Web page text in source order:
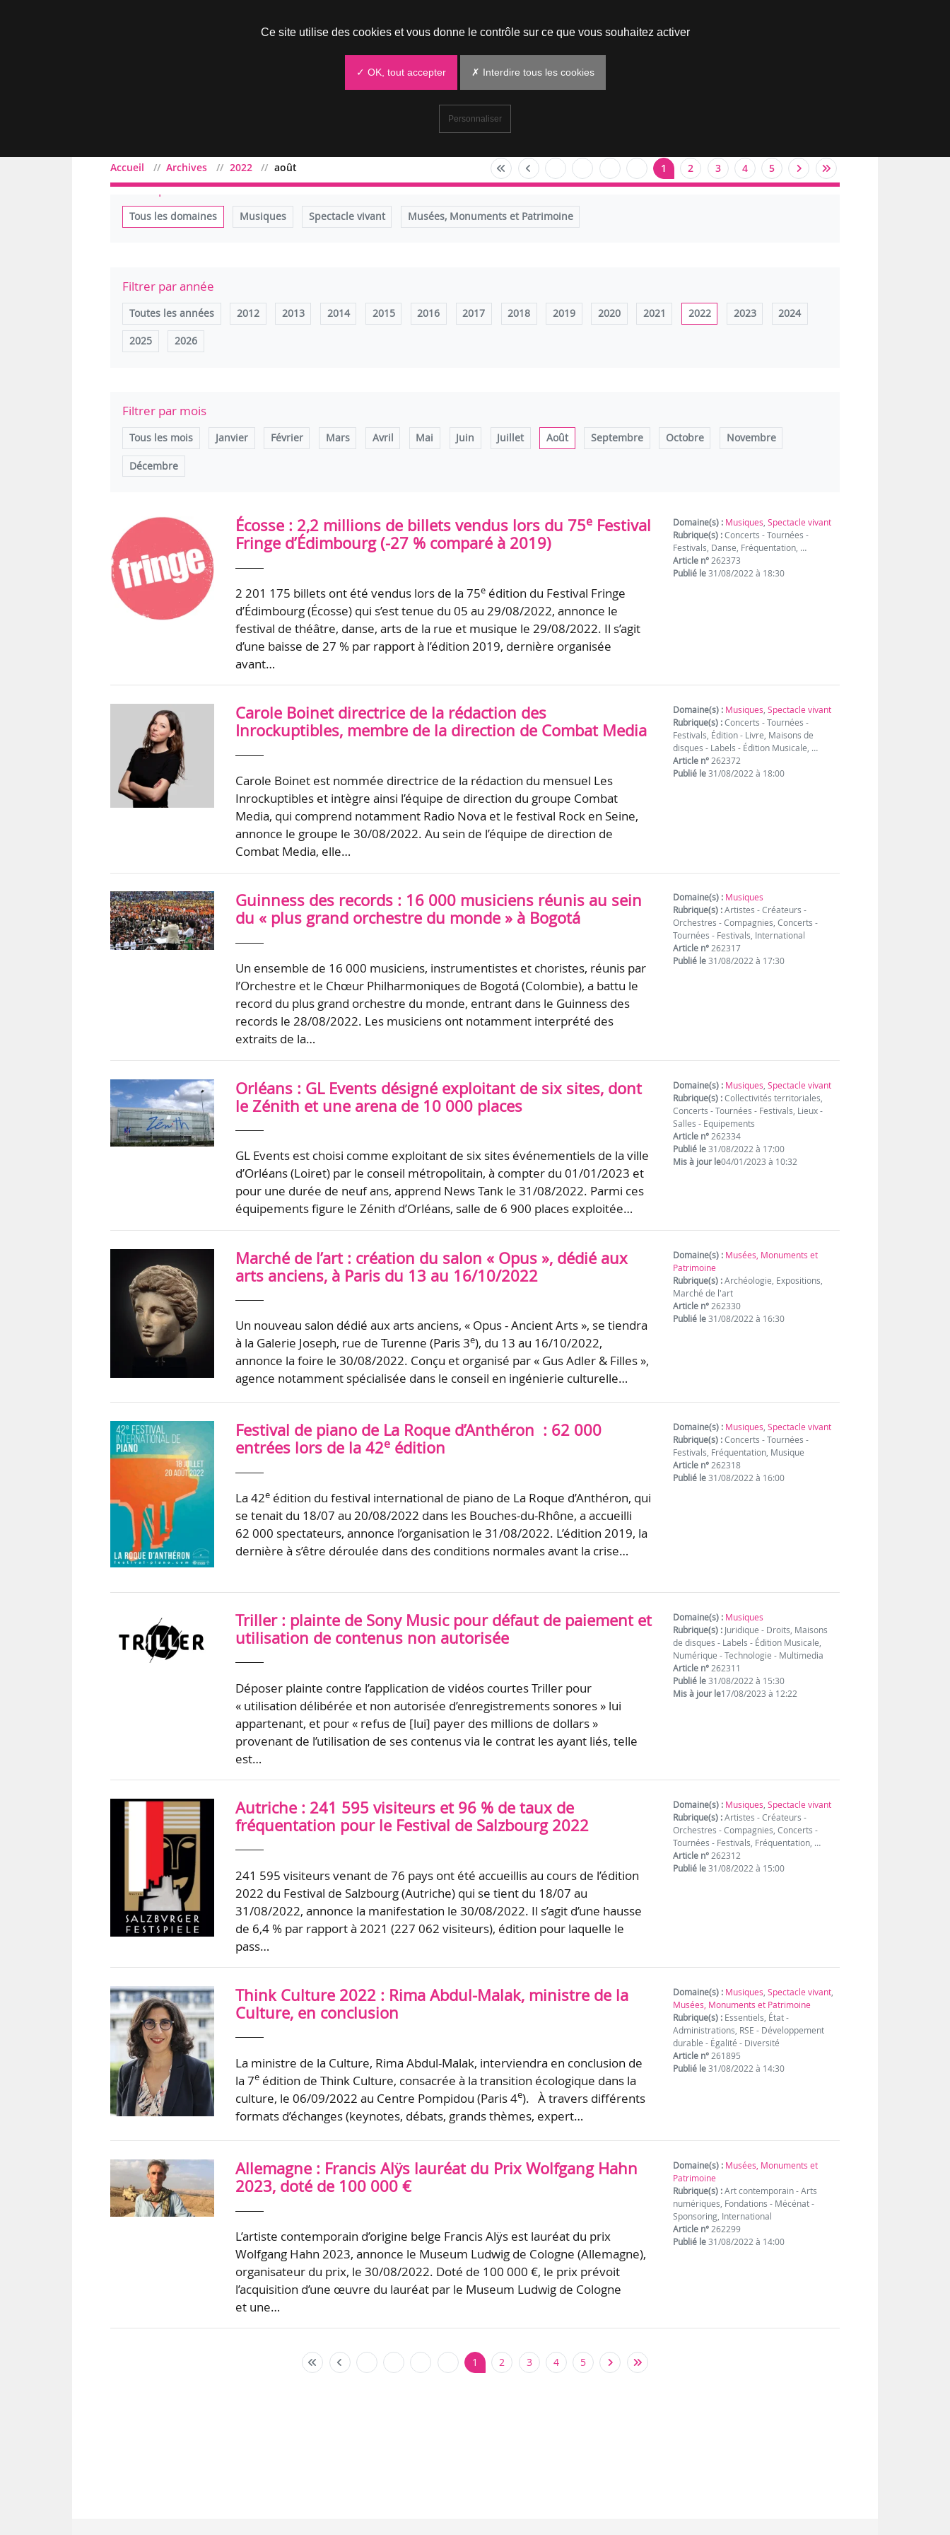
Accueil Archives 2022 août 1 2 3 4 5
Filtrer par domaine
Tous les domaines Musiques Spectacle vivant Musées, Monuments et Patrimoine
Filtrer par année
Toutes les années 2012 2013 2014 2015 2016 2017 2018 2019 2020 2021 2022 2023 2024
2025 2026
Filtrer par mois
Tous les mois Janvier Février Mars Avril Mai Juin Juillet Août Septembre Octobre Novembre
Décembre
Écosse : 2,2 millions de billets vendus lors du 75e Festival
Fringe d’Édimbourg (-27 % comparé à 2019)
2 201 175 billets ont été vendus lors de la 75e édition du Festival Fringe
d’Édimbourg (Écosse) qui s’est tenue du 05 au 29/08/2022, annonce le
festival de théâtre, danse, arts de la rue et musique le 29/08/2022. Il s’agit
d’une baisse de 27 % par rapport à l’édition 2019, dernière organisée
avant…
Domaine(s) : Musiques,Spectacle vivant
Rubrique(s) :Concerts - Tournées -
Festivals, Danse, Fréquentation, …
Article n°262373
Publié le31/08/2022 à 18:30
Carole Boinet directrice de la rédaction des
Inrockuptibles, membre de la direction de Combat Media
Carole Boinet est nommée directrice de la rédaction du mensuel Les
Inrockuptibles et intègre ainsi l’équipe de direction du groupe Combat
Media, qui comprend notamment Radio Nova et le festival Rock en Seine,
annonce le groupe le 30/08/2022. Au sein de l’équipe de direction de
Combat Media, elle…
Domaine(s) : Musiques,Spectacle vivant
Rubrique(s) :Concerts - Tournées -
Festivals, Édition - Livre, Maisons de
disques - Labels - Édition Musicale, …
Article n°262372
Publié le31/08/2022 à 18:00
Guinness des records : 16 000 musiciens réunis au sein
du « plus grand orchestre du monde » à Bogotá
Un ensemble de 16 000 musiciens, instrumentistes et choristes, réunis par
l’Orchestre et le Chœur Philharmoniques de Bogotá (Colombie), a battu le
record du plus grand orchestre du monde, entrant dans le Guinness des
records le 28/08/2022. Les musiciens ont notamment interprété des
extraits de la…
Domaine(s) : Musiques
Rubrique(s) :Artistes - Créateurs -
Orchestres - Compagnies, Concerts -
Tournées - Festivals, International
Article n°262317
Publié le31/08/2022 à 17:30
Orléans : GL Events désigné exploitant de six sites, dont
le Zénith et une arena de 10 000 places
GL Events est choisi comme exploitant de six sites événementiels de la ville
d’Orléans (Loiret) par le conseil métropolitain, à compter du 01/01/2023 et
pour une durée de neuf ans, apprend News Tank le 31/08/2022. Parmi ces
équipements figure le Zénith d’Orléans, salle de 6 900 places exploitée…
Domaine(s) : Musiques,Spectacle vivant
Rubrique(s) :Collectivités territoriales,
Concerts - Tournées - Festivals, Lieux -
Salles - Equipements
Article n°262334
Publié le31/08/2022 à 17:00
Mis à jour le04/01/2023 à 10:32
Marché de l’art : création du salon « Opus », dédié aux
arts anciens, à Paris du 13 au 16/10/2022
Un nouveau salon dédié aux arts anciens, « Opus - Ancient Arts », se tiendra
à la Galerie Joseph, rue de Turenne (Paris 3e), du 13 au 16/10/2022,
annonce la foire le 30/08/2022. Conçu et organisé par « Gus Adler & Filles »,
agence notamment spécialisée dans le conseil en ingénierie culturelle…
Domaine(s) : Musées, Monuments et
Patrimoine
Rubrique(s) :Archéologie, Expositions,
Marché de l'art
Article n°262330
Publié le31/08/2022 à 16:30
Festival de piano de La Roque d’Anthéron : 62 000
entrées lors de la 42e édition
La 42e édition du festival international de piano de La Roque d’Anthéron, qui
se tenait du 18/07 au 20/08/2022 dans les Bouches-du-Rhône, a accueilli
62 000 spectateurs, annonce l’organisation le 31/08/2022. L’édition 2019, la
dernière à s’être déroulée dans des conditions normales avant la crise…
Domaine(s) : Musiques,Spectacle vivant
Rubrique(s) :Concerts - Tournées -
Festivals, Fréquentation, Musique
Article n°262318
Publié le31/08/2022 à 16:00
Triller : plainte de Sony Music pour défaut de paiement et
utilisation de contenus non autorisée
Déposer plainte contre l’application de vidéos courtes Triller pour
« utilisation délibérée et non autorisée d’enregistrements sonores » lui
appartenant, et pour « refus de [lui] payer des millions de dollars »
provenant de l’utilisation de ses contenus via le contrat les ayant liés, telle
est…
Domaine(s) : Musiques
Rubrique(s) : Juridique - Droits, Maisons
de disques - Labels - Édition Musicale,
Numérique - Technologie - Multimedia
Article n°262311
Publié le31/08/2022 à 15:30
Mis à jour le17/08/2023 à 12:22
Autriche : 241 595 visiteurs et 96 % de taux de
fréquentation pour le Festival de Salzbourg 2022
241 595 visiteurs venant de 76 pays ont été accueillis au cours de l’édition
2022 du Festival de Salzbourg (Autriche) qui se tient du 18/07 au
31/08/2022, annonce la manifestation le 30/08/2022. Il s’agit d’une hausse
de 6,4 % par rapport à 2021 (227 062 visiteurs), édition pour laquelle le
pass…
Domaine(s) : Musiques,Spectacle vivant
Rubrique(s) :Artistes - Créateurs -
Orchestres - Compagnies, Concerts -
Tournées - Festivals, Fréquentation, …
Article n°262312
Publié le31/08/2022 à 15:00
Think Culture 2022 : Rima Abdul-Malak, ministre de la
Culture, en conclusion
La ministre de la Culture, Rima Abdul-Malak, interviendra en conclusion de
la 7e édition de Think Culture, consacrée à la transition écologique dans la
culture, le 06/09/2022 au Centre Pompidou (Paris 4e). À travers différents
formats d’échanges (keynotes, débats, grands thèmes, expert…
Domaine(s) : Musiques,Spectacle vivant,
Musées, Monuments et Patrimoine
Rubrique(s) : Essentiels, État -
Administrations, RSE - Développement
durable - Égalité - Diversité
Article n°261895
Publié le31/08/2022 à 14:30
Allemagne : Francis Alÿs lauréat du Prix Wolfgang Hahn
2023, doté de 100 000 €
L’artiste contemporain d’origine belge Francis Alÿs est lauréat du prix
Wolfgang Hahn 2023, annonce le Museum Ludwig de Cologne (Allemagne),
organisateur du prix, le 30/08/2022. Doté de 100 000 €, le prix prévoit
l’acquisition d’une œuvre du lauréat par le Museum Ludwig de Cologne
et une…
Domaine(s) : Musées, Monuments et
Patrimoine
Rubrique(s) :Art contemporain - Arts
numériques, Fondations - Mécénat -
Sponsoring, International
Article n°262299
Publié le31/08/2022 à 14:00
1 2 3 4 5
Ce site utilise des cookies et vous donne le contrôle sur ce que vous souhaitez activer
✓ OK, tout accepter ✗ Interdire tous les cookies
Personnaliser